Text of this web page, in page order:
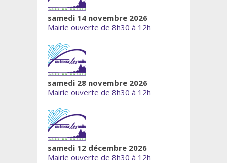
samedi 14 novembre 2026
Mairie ouverte de 8h30 à 12h
samedi 28 novembre 2026
Mairie ouverte de 8h30 à 12h
samedi 12 décembre 2026
Mairie ouverte de 8h30 à 12h